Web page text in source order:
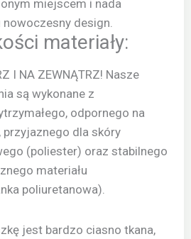
miejscem i nada
design.
materiały:
I NA ZEWNĄTRZ! Nasze
są wykonane z
odpornego na
przyjaznego dla skóry
(poliester) oraz stabilnego
materiału
poliuretanowa).
jest bardzo ciasno tkana,